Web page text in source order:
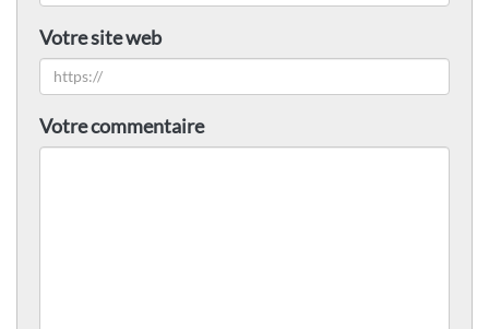
Votre site web
Votre commentaire